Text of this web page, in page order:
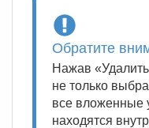
Обратите
Нажав
не только
все вложенные
находятся